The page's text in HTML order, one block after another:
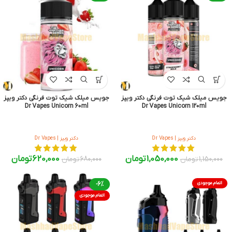
جویس میلک شیک توت فرنگی دکتر ویپز
Dr Vapes Unicorn 120ml
دکتر ویپز | Dr Vapes
1,150,000تومان 1,050,000تومان
جویس میلک شیک توت فرنگی دکتر ویپز
Dr Vapes Unicorn 60ml
دکتر ویپز | Dr Vapes
680,000تومان 620,000تومان
اتمام موجودی -6%
اتمام موجودی